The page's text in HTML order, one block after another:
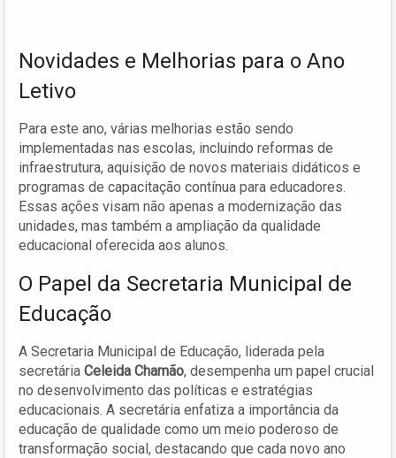
Novidades e Melhorias para o Ano
Letivo
Para este ano, várias melhorias estão sendo
implementadas nas escolas, incluindo reformas de
infraestrutura, aquisição de novos materiais didáticos e
programas de capacitação contínua para educadores.
Essas ações visam não apenas a modernização das
unidades, mas também a ampliação da qualidade
educacional oferecida aos alunos.
O Papel da Secretaria Municipal de
Educação
A Secretaria Municipal de Educação, liderada pela
secretária Celeida Chamão, desempenha um papel crucial
no desenvolvimento das políticas e estratégias
educacionais. A secretária enfatiza a importância da
educação de qualidade como um meio poderoso de
transformação social, destacando que cada novo ano